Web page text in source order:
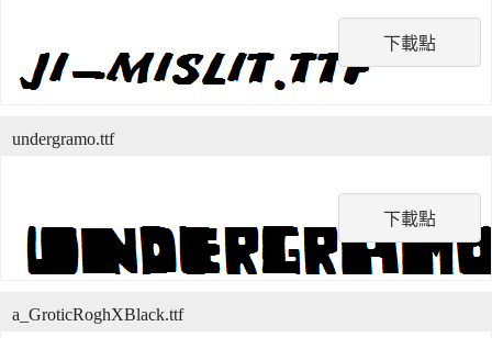
下載點
下載點
undergramo.ttf
a_GroticRoghXBlack.ttf